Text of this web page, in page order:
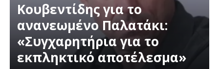
Κουβεντίδης για το
ανανεωμένο Παλατάκι:
«Συγχαρητήρια για το
εκπληκτικό αποτέλεσμα»